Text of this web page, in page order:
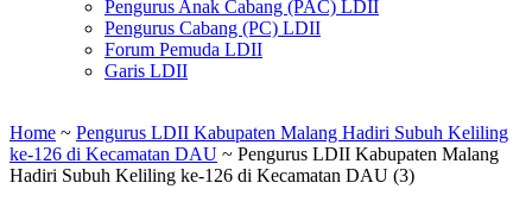
Pengurus Anak Cabang (PAC) LDII
Pengurus Cabang (PC) LDII
Forum Pemuda LDII
Garis LDII
Home ~ Pengurus LDII Kabupaten Malang Hadiri Subuh Keliling
ke-126 di Kecamatan DAU ~ Pengurus LDII Kabupaten Malang
Hadiri Subuh Keliling ke-126 di Kecamatan DAU (3)